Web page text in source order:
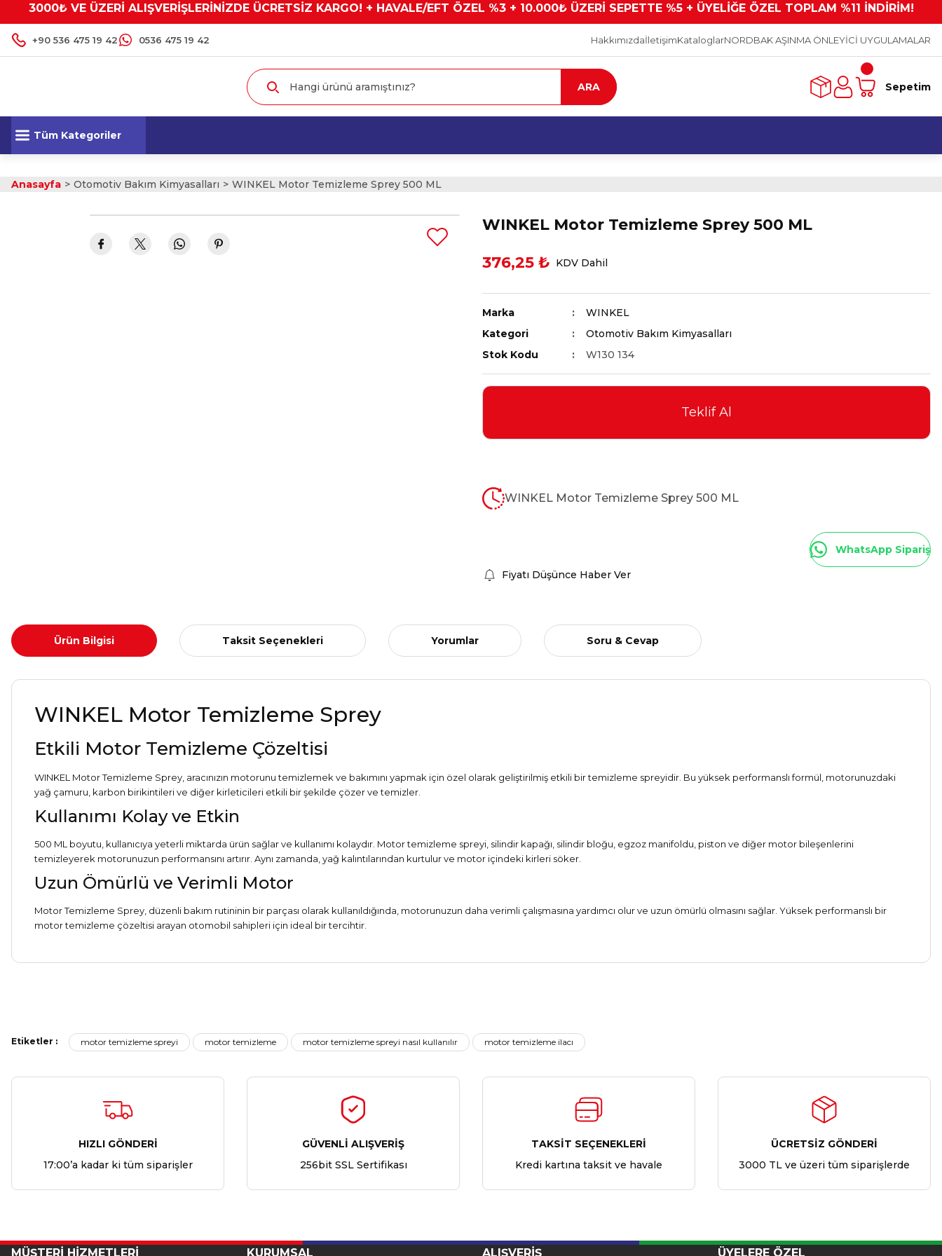
3000₺ VE ÜZERİ ALIŞVERİŞLERİNİZDE ÜCRETSİZ KARGO! + HAVALE/EFT ÖZEL %3 + 10.000₺ ÜZERİ SEPETTE %5 + ÜYELİĞE ÖZEL TOPLAM %11 İNDİRİM!
+90 536 475 19 42 0536 475 19 42 HakkımızdaİletişimKataloglarNORDBAK AŞINMA ÖNLEYİCİ UYGULAMALAR
ARA Sepetim
Tüm Kategoriler
Anasayfa Otomotiv Bakım Kimyasalları WINKEL Motor Temizleme Sprey 500 ML
WINKEL Motor Temizleme Sprey 500 ML
376,25 ₺ KDV Dahil
Marka
WINKEL
Kategori
Otomotiv Bakım Kimyasalları
Stok Kodu
W130 134
Teklif Al
WINKEL Motor Temizleme Sprey 500 ML
WhatsApp Sipariş
Fiyatı Düşünce Haber Ver
Ürün Bilgisi Taksit Seçenekleri Yorumlar Soru & Cevap
WINKEL Motor Temizleme Sprey
Etkili Motor Temizleme Çözeltisi
WINKEL Motor Temizleme Sprey, aracınızın motorunu temizlemek ve bakımını yapmak için özel olarak geliştirilmiş etkili bir temizleme spreyidir. Bu yüksek performanslı formül, motorunuzdaki
yağ çamuru, karbon birikintileri ve diğer kirleticileri etkili bir şekilde çözer ve temizler.
Kullanımı Kolay ve Etkin
500 ML boyutu, kullanıcıya yeterli miktarda ürün sağlar ve kullanımı kolaydır. Motor temizleme spreyi, silindir kapağı, silindir bloğu, egzoz manifoldu, piston ve diğer motor bileşenlerini
temizleyerek motorunuzun performansını artırır. Aynı zamanda, yağ kalıntılarından kurtulur ve motor içindeki kirleri söker.
Uzun Ömürlü ve Verimli Motor
Motor Temizleme Sprey, düzenli bakım rutininin bir parçası olarak kullanıldığında, motorunuzun daha verimli çalışmasına yardımcı olur ve uzun ömürlü olmasını sağlar. Yüksek performanslı bir
motor temizleme çözeltisi arayan otomobil sahipleri için ideal bir tercihtir.
Etiketler : motor temizleme spreyi motor temizleme motor temizleme spreyi nasıl kullanılır motor temizleme ilacı
HIZLI GÖNDERİ
17:00’a kadar ki tüm siparişler
GÜVENLİ ALIŞVERİŞ
256bit SSL Sertifikası
TAKSİT SEÇENEKLERİ
Kredi kartına taksit ve havale
ÜCRETSİZ GÖNDERİ
3000 TL ve üzeri tüm siparişlerde
MÜŞTERİ HİZMETLERİ KURUMSAL ALIŞVERİŞ ÜYELERE ÖZEL